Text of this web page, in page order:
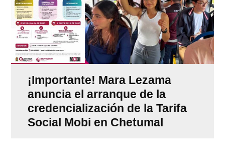
¡Importante! Mara Lezama
anuncia el arranque de la
credencialización de la Tarifa
Social Mobi en Chetumal